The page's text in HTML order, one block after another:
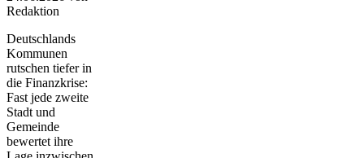
Redaktion
Deutschlands
Kommunen
rutschen tiefer in
die Finanzkrise:
Fast jede zweite
Stadt und
Gemeinde
bewertet ihre